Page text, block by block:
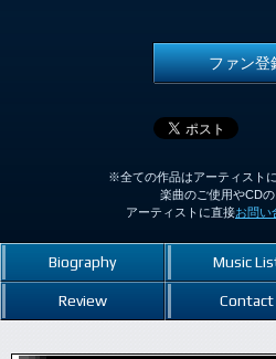
ファン登
※全ての作品はアーティスト
楽曲のご使用やCDの
アーティストに直接お問い
Biography Music
Review Contact